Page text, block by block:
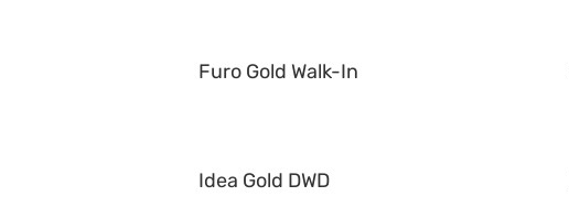
Furo Gold Walk-In
Idea Gold DWD